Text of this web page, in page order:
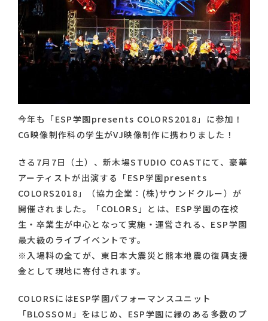
今年も「ESP学園presents COLORS2018」に参加！
CG映像制作科の学生がVJ映像制作に携わりました！
さる7月7日（土）、新木場STUDIO COASTにて、豪華
アーティストが出演する「ESP学園presents
COLORS2018」（協力企業：(株)サウンドクルー）が
開催されました。「COLORS」とは、ESP学園の在校
生・卒業生が中心となって実施・運営される、ESP学園
最大級のライブイベントです。
※入場料の全てが、東日本大震災と熊本地震の復興支援
金として現地に寄付されます。
COLORSにはESP学園パフォーマンスユニット
「BLOSSOM」をはじめ、ESP学園に縁のある多数のプ